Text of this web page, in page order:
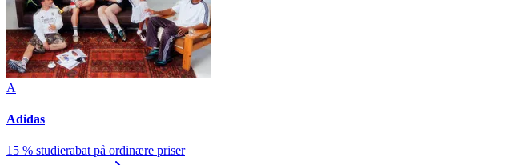
A
Adidas
15 % studierabat på ordinære priser